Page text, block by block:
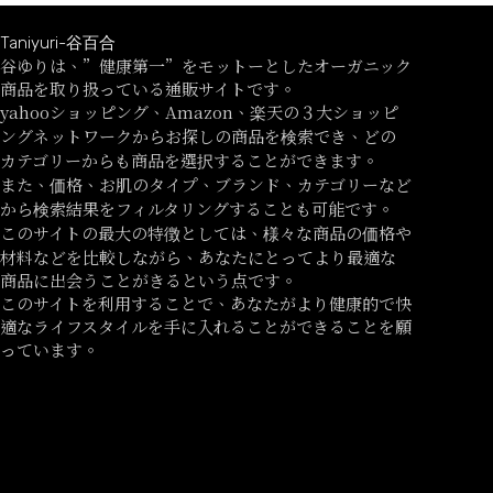
Taniyuri-谷百合
谷ゆりは、”健康第一”をモットーとしたオーガニック
商品を取り扱っている通販サイトです。
yahooショッピング、Amazon、楽天の３大ショッピ
ングネットワークからお探しの商品を検索でき、どの
カテゴリーからも商品を選択することができます。
また、価格、お肌のタイプ、ブランド、カテゴリーなど
から検索結果をフィルタリングすることも可能です。
このサイトの最大の特徴としては、様々な商品の価格や
材料などを比較しながら、あなたにとってより最適な
商品に出会うことがきるという点です。
このサイトを利用することで、あなたがより健康的で快
適なライフスタイルを手に入れることができることを願
っています。